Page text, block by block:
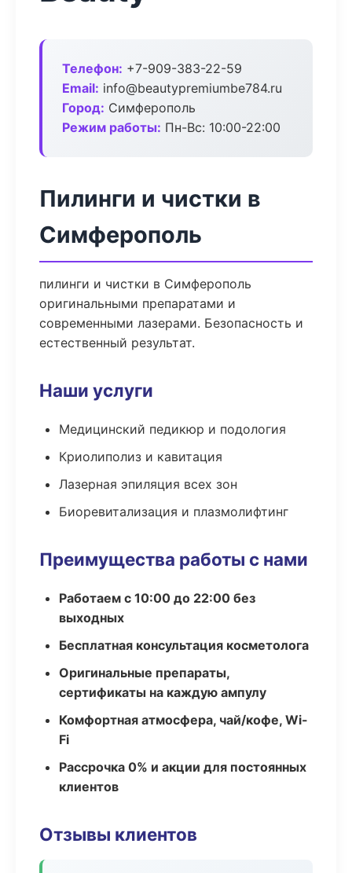
Телефон: +7-909-383-22-59
Email: info@beautypremiumbe784.ru
Город: Симферополь
Режим работы: Пн-Вс: 10:00-22:00
Пилинги и чистки в
Симферополь
пилинги и чистки в Симферополь
оригинальными препаратами и
современными лазерами. Безопасность и
естественный результат.
Наши услуги
Медицинский педикюр и подология
Криолиполиз и кавитация
Лазерная эпиляция всех зон
Биоревитализация и плазмолифтинг
Преимущества работы с нами
Работаем с 10:00 до 22:00 без
выходных
Бесплатная консультация косметолога
Оригинальные препараты,
сертификаты на каждую ампулу
Комфортная атмосфера, чай/кофе, Wi-
Fi
Рассрочка 0% и акции для постоянных
клиентов
Отзывы клиентов